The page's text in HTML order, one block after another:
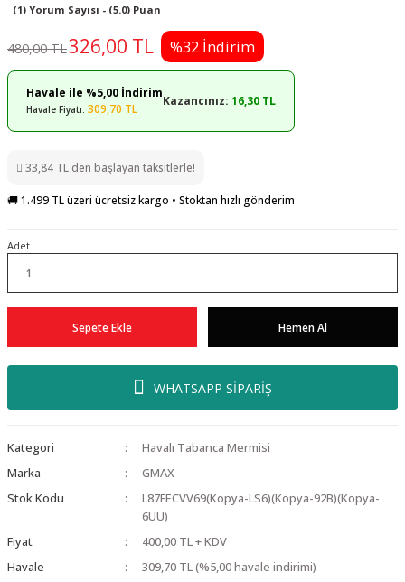
(1) Yorum Sayısı - (5.0) Puan
480,00 TL326,00 TL %32 İndirim
Havale ile %5,00 İndirim
Havale Fiyatı: 309,70 TL
Kazancınız: 16,30 TL
33,84 TL den başlayan taksitlerle!
🚚 1.499 TL üzeri ücretsiz kargo • Stoktan hızlı gönderim
Adet
Sepete Ekle Hemen Al
WHATSAPP SİPARİŞ
Kategori
Havalı Tabanca Mermisi
Marka
GMAX
Stok Kodu
L87FECVV69(Kopya-LS6)(Kopya-92B)(Kopya-
6UU)
Fiyat
400,00 TL + KDV
Havale
309,70 TL (%5,00 havale indirimi)